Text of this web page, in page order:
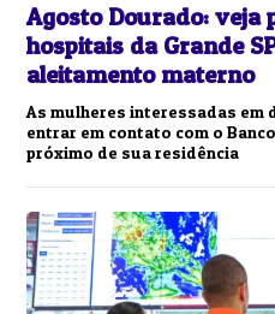
Agosto Dourado: veja
hospitais da Grande
aleitamento materno
As mulheres interessadas em
entrar em contato com o
próximo de sua residência